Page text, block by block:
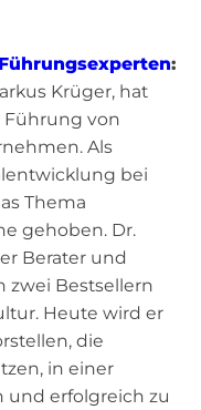
Führungsexperten:
Krüger, hat
Führung von
Als
bei
Thema
gehoben. Dr.
Berater und
zwei Bestsellern
Heute wird er
die
in einer
und erfolgreich zu